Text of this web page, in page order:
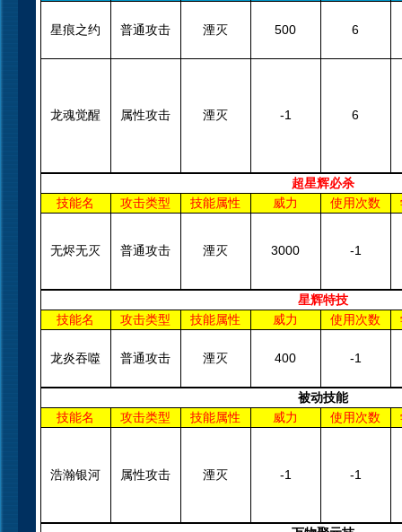
星痕之约 普通攻击 湮灭 500 6
龙魂觉醒 属性攻击 湮灭 -1 6
超星辉必杀
技能名
攻击类型 技能属性 威力 使用次数
无烬无灭 普通攻击 湮灭 3000 -1
星辉特技
技能名
攻击类型 技能属性 威力 使用次数
龙炎吞噬 普通攻击 湮灭 400 -1
被动技能
技能名
攻击类型 技能属性 威力 使用次数
浩瀚银河 属性攻击 湮灭 -1 -1